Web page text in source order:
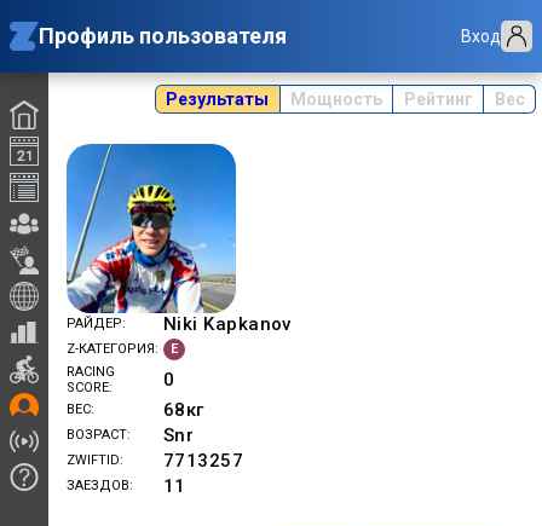
Профиль пользователя Вход
Результаты Мощность Рейтинг Вес
РАЙДЕР Niki Kapkanov
Z-КАТЕГОРИЯ
E
RACING
SCORE
0
ВЕС 68кг
ВОЗРАСТ Snr
ZWIFTID 7713257
ЗАЕЗДОВ 11